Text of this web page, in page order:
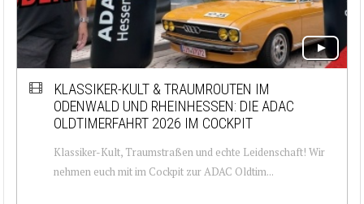
KLASSIKER-KULT & TRAUMROUTEN IM
ODENWALD UND RHEINHESSEN: DIE ADAC
OLDTIMERFAHRT 2026 IM COCKPIT
Klassiker-Kult, Traumstraßen und echte Leidenschaft! Wir
nehmen euch mit im Cockpit zur ADAC Oldtim...